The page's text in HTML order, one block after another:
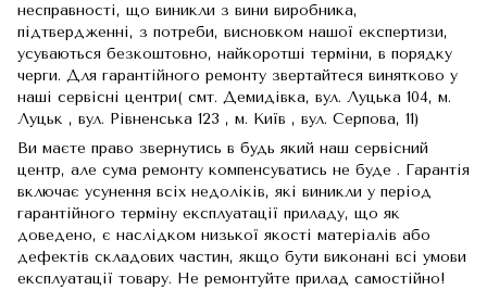
несправності, що виникли з вини виробника,
підтвердженні, з потреби, висновком нашої експертизи,
усуваються безкоштовно, найкоротші терміни, в порядку
черги. Для гарантійного ремонту звертайтеся винятково у
наші сервісні центри( смт. Демидівка, вул. Луцька 104, м.
Луцьк , вул. Рівненська 123 , м. Київ , вул. Серпова, 11)
Ви маєте право звернутись в будь який наш сервісний
центр, але сума ремонту компенсуватись не буде . Гарантія
включає усунення всіх недоліків, які виникли у період
гарантійного терміну експлуатації приладу, що як
доведено, є наслідком низької якості матеріалів або
дефектів складових частин, якщо бути виконані всі умови
експлуатації товару. Не ремонтуйте прилад самостійно!